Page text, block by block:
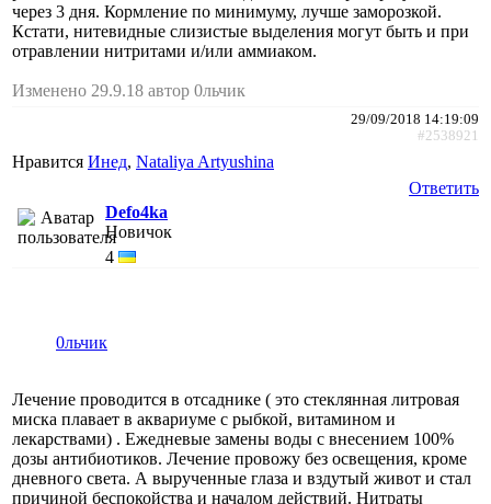
через 3 дня. Кормление по минимуму, лучше заморозкой.
Кстати, нитевидные слизистые выделения могут быть и при
отравлении нитритами и/или аммиаком.
Изменено 29.9.18 автор 0льчик
29/09/2018 14:19:09
#2538921
Нравится Инед, Nataliya Artyushina
Ответить
Defo4ka
Новичок
4
0льчик
Лечение проводится в отсаднике ( это стеклянная литровая
миска плавает в аквариуме с рыбкой, витамином и
лекарствами) . Ежедневые замены воды с внесением 100%
дозы антибиотиков. Лечение провожу без освещения, кроме
дневного света. А вырученные глаза и вздутый живот и стал
причиной беспокойства и началом действий. Нитраты